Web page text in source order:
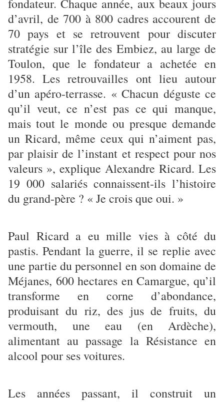
fondateur. Chaque année, aux beaux jours
d’avril, de 700 à 800 cadres accourent de
70 pays et se retrouvent pour discuter
stratégie sur l’île des Embiez, au large de
Toulon, que le fondateur a achetée en
1958. Les retrouvailles ont lieu autour
d’un apéro-terrasse. « Chacun déguste ce
qu’il veut, ce n’est pas ce qui manque,
mais tout le monde ou presque demande
un Ricard, même ceux qui n’aiment pas,
par plaisir de l’instant et respect pour nos
valeurs », explique Alexandre Ricard. Les
19 000 salariés connaissent-ils l’histoire
du grand-père ? « Je crois que oui. »
Paul Ricard a eu mille vies à côté du
pastis. Pendant la guerre, il se replie avec
une partie du personnel en son domaine de
Méjanes, 600 hectares en Camargue, qu’il
transforme en corne d’abondance,
produisant du riz, des jus de fruits, du
vermouth, une eau (en Ardèche),
alimentant au passage la Résistance en
alcool pour ses voitures.
Les années passant, il construit un